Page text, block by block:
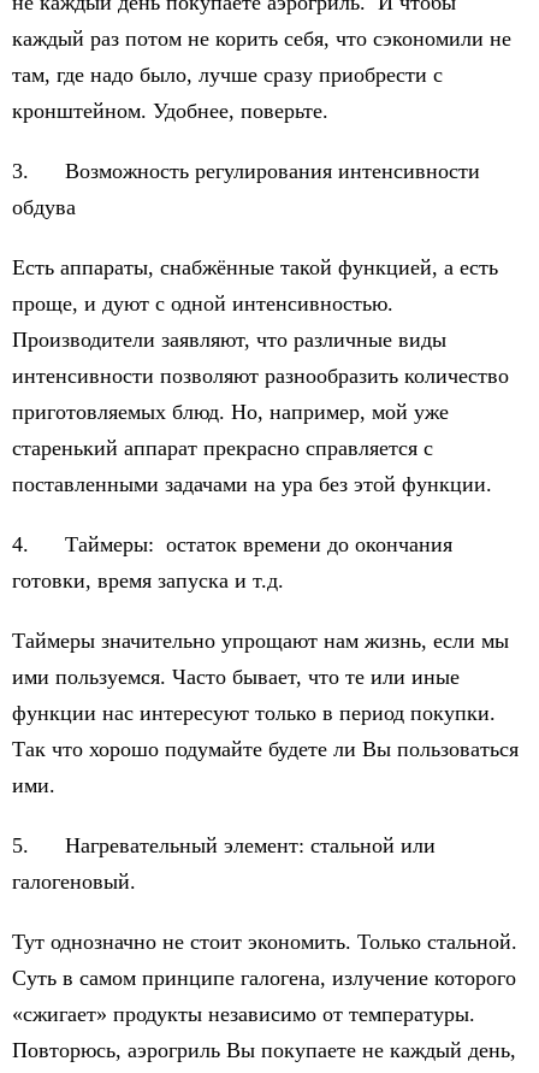
каждый раз потом не корить себя, что сэкономили не
там, где надо было, лучше сразу приобрести с
кронштейном. Удобнее, поверьте.
3. Возможность регулирования интенсивности
обдува
Есть аппараты, снабжённые такой функцией, а есть
проще, и дуют с одной интенсивностью.
Производители заявляют, что различные виды
интенсивности позволяют разнообразить количество
приготовляемых блюд. Но, например, мой уже
старенький аппарат прекрасно справляется с
поставленными задачами на ура без этой функции.
4. Таймеры: остаток времени до окончания
готовки, время запуска и т.д.
Таймеры значительно упрощают нам жизнь, если мы
ими пользуемся. Часто бывает, что те или иные
функции нас интересуют только в период покупки.
Так что хорошо подумайте будете ли Вы пользоваться
ими.
5. Нагревательный элемент: стальной или
галогеновый.
Тут однозначно не стоит экономить. Только стальной.
Суть в самом принципе галогена, излучение которого
«сжигает» продукты независимо от температуры.
Повторюсь, аэрогриль Вы покупаете не каждый день,